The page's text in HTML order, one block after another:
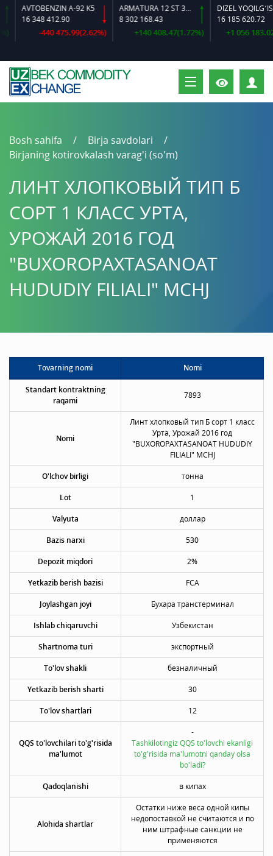
AVTOBENZIN A-92 K5
16 348 412.90
-440 475.99(2.62%)
ARMATURA 12 ST 35 GS O‘LCHAMLI
8 302 168.43
+140 408.47(1.72%)
DIZEL YOQILG‘ISI
16 185 620.72
+1 056
Bosh sahifa
Birja savdolari
Birjaning kotirovkalash varag'i (so'm)
ЛИНТ ХЛОПКОВЫЙ ТИП Б
СОРТ 1 КЛАСС УРТА,
УРОЖАЙ 2016 ГОД
"BUXOROPAXTASANOAT
HUDUDIY FILIALI" MCHJ
Tovarning nomi Nomi
Standart kontraktning
raqami
7893
Nomi
Линт хлопковый тип Б сорт 1 класс
Урта, Урожай 2016 год
"BUXOROPAXTASANOAT HUDUDIY
FILIALI" MCHJ
O'lchov birligi тонна
Lot 1
Valyuta доллар
Bazis narxi 530
Depozit miqdori 2%
Yetkazib berish bazisi FCA
Joylashgan joyi Бухара транстерминал
Ishlab chiqaruvchi Узбекистан
Shartnoma turi экспортный
To'lov shakli безналичный
Yetkazib berish sharti 30
To'lov shartlari 12
QQS to'lovchilari to'g'risida
ma'lumot
-
Tashkilotingiz QQS to'lovchi ekanligi
to'g'risida ma'lumotni qanday olsa
bo'ladi?
Qadoqlanishi в кипах
Alohida shartlar
Остатки ниже веса одной кипы
недопоставкой не считаются и по
ним штрафные санкции не
применяются